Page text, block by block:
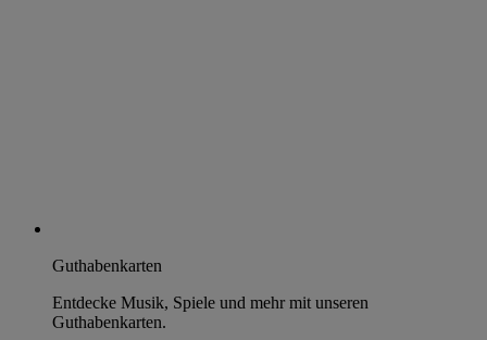
Guthabenkarten
Entdecke Musik, Spiele und mehr mit unseren
Guthabenkarten.